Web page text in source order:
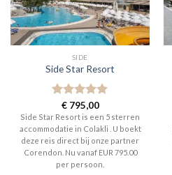
SIDE
Side Star Resort
Gewaardeerd
5uit 5
€795,00
Side Star Resort is een 5 sterren
accommodatie in Colakli . U boekt
deze reis direct bij onze partner
Corendon. Nu vanaf EUR 795.00
per persoon.